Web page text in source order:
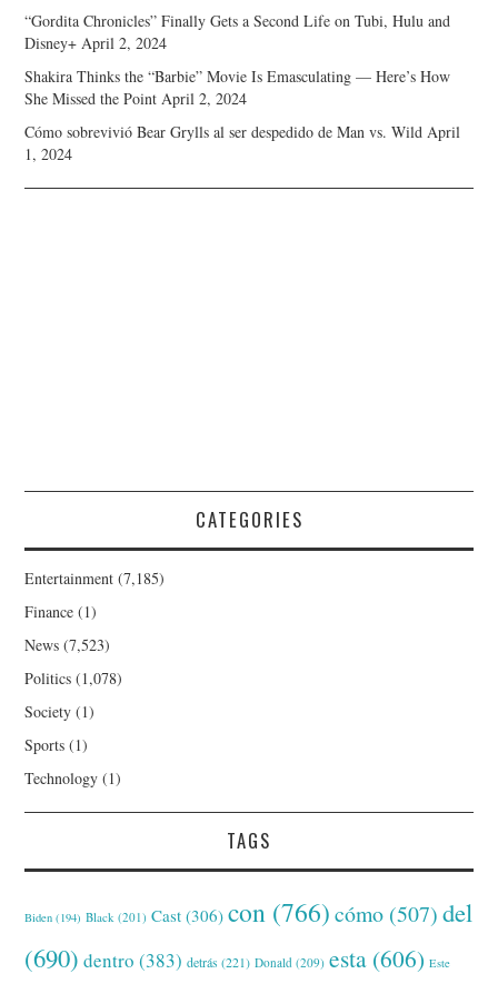
“Gordita Chronicles” Finally Gets a Second Life on Tubi, Hulu and
Disney+ April 2, 2024
Shakira Thinks the “Barbie” Movie Is Emasculating — Here’s How
She Missed the Point April 2, 2024
Cómo sobrevivió Bear Grylls al ser despedido de Man vs. Wild April
1, 2024
CATEGORIES
Entertainment (7,185)
Finance (1)
News (7,523)
Politics (1,078)
Society (1)
Sports (1)
Technology (1)
TAGS
Biden (194) Black (201) Cast (306) con (766) cómo (507) del
(690) dentro (383) detrás (221) Donald (209) esta (606) Este